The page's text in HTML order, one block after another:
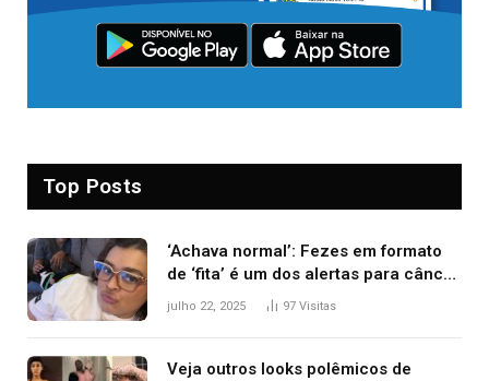
Top Posts
‘Achava normal’: Fezes em formato
de ‘fita’ é um dos alertas para câncer
colorretal; relembre fala de Preta Gil
julho 22, 2025 97 Visitas
Veja outros looks polêmicos de